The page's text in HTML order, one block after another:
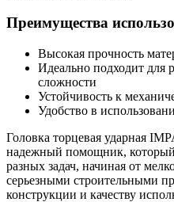
Преимущества
Высокая прочность
Идеально подходит для
сложности
Устойчивость к
Удобство в
Головка торцевая ударная
надежный помощник,
разных задач, начиная от
серьезными строительными
конструкции и качеству